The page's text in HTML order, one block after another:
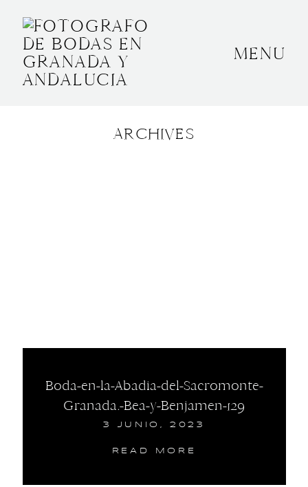
MENU
ARCHIVES
Boda-en-la-Abadia-del-Sacromonte-
Granada.-Bea-y-Benjamen-129
3 JUNIO, 2023
READ MORE
BODAS